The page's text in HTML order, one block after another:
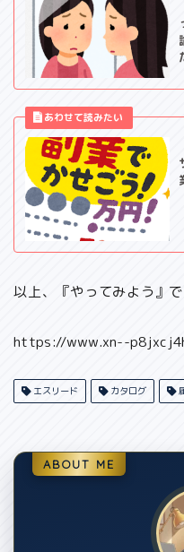
以上、『やってみよう』で
https://www.xn--
エスリード カタログ
ABOUT ME